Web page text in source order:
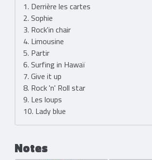
1. Derrière les cartes
2. Sophie
3. Rock'in chair
4. Limousine
5. Partir
6. Surfing in Hawaï
7. Give it up
8. Rock 'n' Roll star
9. Les loups
10. Lady blue
Notes